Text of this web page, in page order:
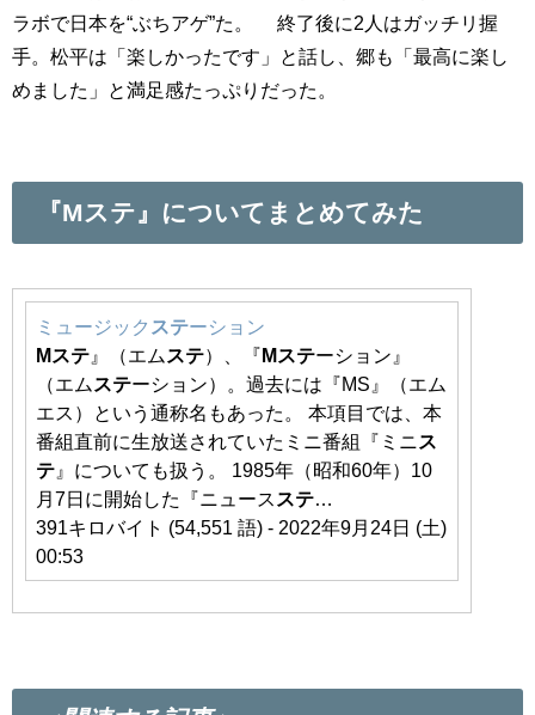
ラボで日本を“ぶちアゲ”た。 終了後に2人はガッチリ握
手。松平は「楽しかったです」と話し、郷も「最高に楽し
めました」と満足感たっぷりだった。
『Mステ』についてまとめてみた
ミュージック ステーション
M ステ 』（エム ステ）、『 M ステーション』
（エム ステーション）。過去には『MS』（エム
エス）という通称名もあった。 本項目では、本
番組直前に生放送されていたミニ番組『ミニ ス
テ 』についても扱う。 1985年（昭和60年）10
月7日に開始した『ニュース ステ
391キロバイト (54,551 語) - 2022年9月24日 (土)
00:53